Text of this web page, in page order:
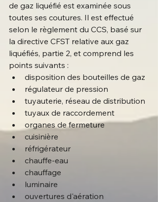
de gaz liquéfié est examinée sous
toutes ses coutures. Il est effectué
selon le règlement du CCS, basé sur
la directive CFST relative aux gaz
liquéfiés, partie 2, et comprend les
points suivants :
disposition des bouteilles de gaz
régulateur de pression
tuyauterie, réseau de distribution
tuyaux de raccordement
organes de fermeture
cuisinière
réfrigérateur
chauffe-eau
chauffage
luminaire
ouvertures d'aération